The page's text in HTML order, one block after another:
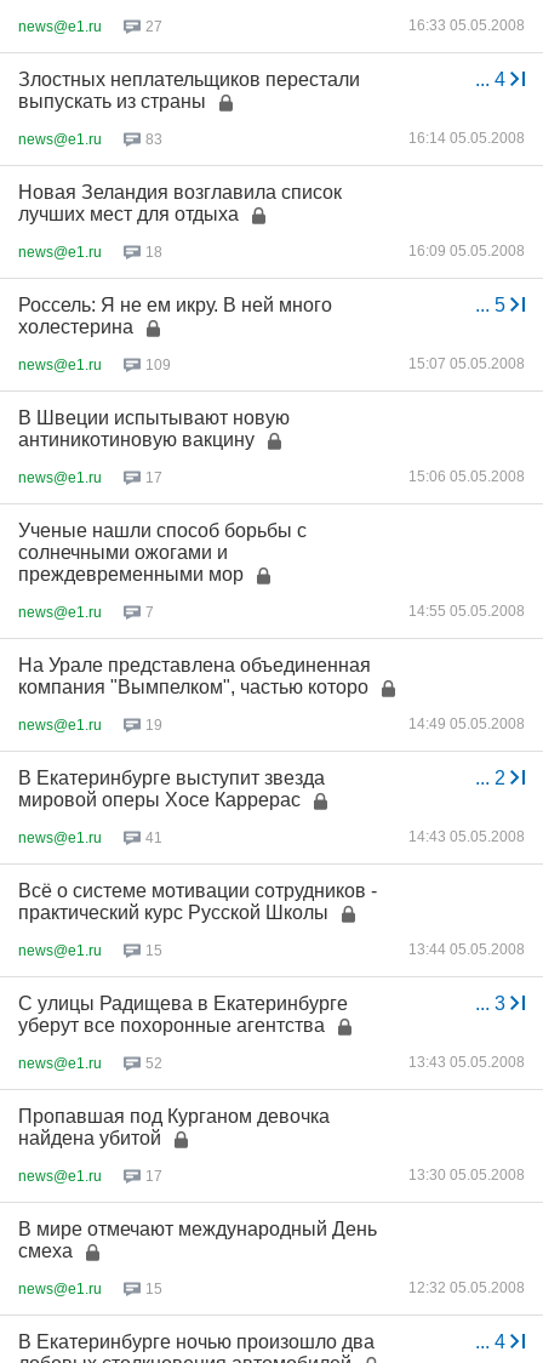
news@e1.ru 27 16:33 05.05.2008
... 4
Злостных неплательщиков перестали
выпускать из страны
news@e1.ru 83 16:14 05.05.2008
Новая Зеландия возглавила список
лучших мест для отдыха
news@e1.ru 18 16:09 05.05.2008
... 5
Россель: Я не ем икру. В ней много
холестерина
news@e1.ru 109 15:07 05.05.2008
В Швеции испытывают новую
антиникотиновую вакцину
news@e1.ru 17 15:06 05.05.2008
Ученые нашли способ борьбы с
солнечными ожогами и
преждевременными мор
news@e1.ru 7 14:55 05.05.2008
На Урале представлена объединенная
компания "Вымпелком", частью которо
news@e1.ru 19 14:49 05.05.2008
... 2
В Екатеринбурге выступит звезда
мировой оперы Хосе Каррерас
news@e1.ru 41 14:43 05.05.2008
Всё о системе мотивации сотрудников -
практический курс Русской Школы
news@e1.ru 15 13:44 05.05.2008
... 3
С улицы Радищева в Екатеринбурге
уберут все похоронные агентства
news@e1.ru 52 13:43 05.05.2008
Пропавшая под Курганом девочка
найдена убитой
news@e1.ru 17 13:30 05.05.2008
В мире отмечают международный День
смеха
news@e1.ru 15 12:32 05.05.2008
... 4
В Екатеринбурге ночью произошло два